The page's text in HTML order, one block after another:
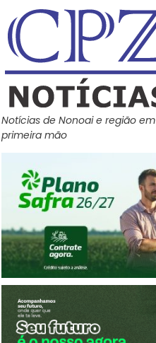
Notícias de Nonoai e região em
primeira mão